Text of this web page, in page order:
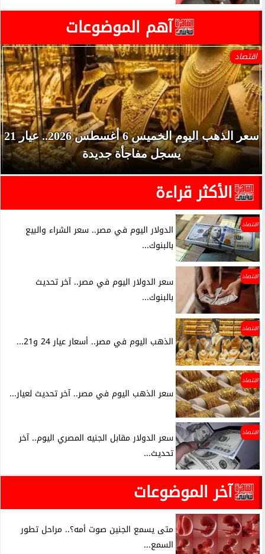
آهم الموضوعات
اقتصاد
سعر الذهب اليوم الخميس 6 أغسطس 2026.. عيار 21
يسجل مفاجأة جديدة
الأكثر قراءة
اقتصاد
الدولار اليوم في مصر.. سعر الشراء والبيع
بالبنوك...
اقتصاد
سعر الدولار اليوم في مصر.. آخر تحديث
بالبنوك...
اقتصاد
الذهب اليوم في مصر.. أسعار عيار 24 و21...
اقتصاد
سعر الذهب اليوم في مصر.. آخر تحديث لعيار...
اقتصاد
سعر الدولار مقابل الجنيه المصري اليوم.. آخر
تحديث...
آخر الموضوعات
متى يسمع الجنين صوت أمه؟.. مراحل تطور
السمع...